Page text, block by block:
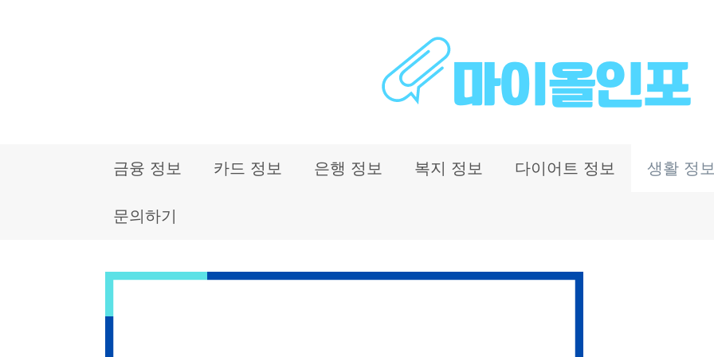
금융 정보 카드 정보 은행 정보 복지 정보 다이어트 정보 생활 정보
문의하기